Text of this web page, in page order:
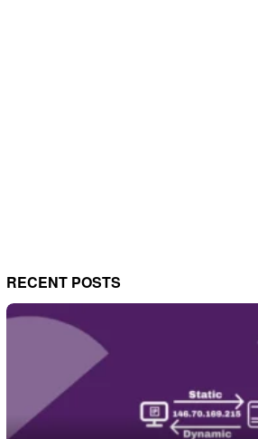
RECENT POSTS